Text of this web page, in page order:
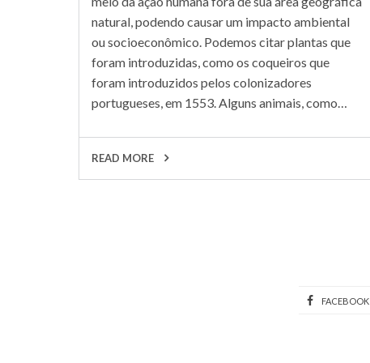
natural, podendo causar um impacto ambiental
ou socioeconômico. Podemos citar plantas que
foram introduzidas, como os coqueiros que
foram introduzidos pelos colonizadores
portugueses, em 1553. Alguns animais, como…
READ MORE
FACEBOOK